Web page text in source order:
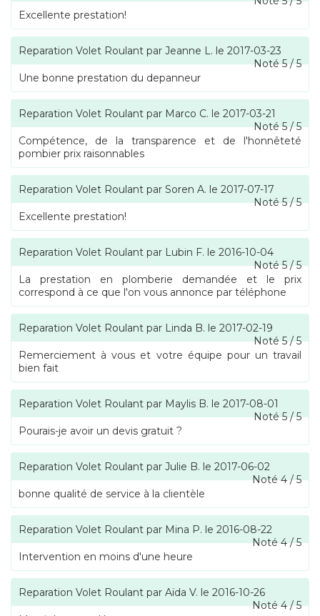
Excellente prestation!
Reparation Volet Roulant par Jeanne L. le 2017-03-23
Noté5/5
Une bonne prestation du depanneur
Reparation Volet Roulant par Marco C. le 2017-03-21
Noté5/5
Compétence, de la transparence et de l'honnêteté
pombier prix raisonnables
Reparation Volet Roulant par Soren A. le 2017-07-17
Noté5/5
Excellente prestation!
Reparation Volet Roulant par Lubin F. le 2016-10-04
Noté5/5
La prestation en plomberie demandée et le prix
correspond à ce que l'on vous annonce par téléphone
Reparation Volet Roulant par Linda B. le 2017-02-19
Noté5/5
Remerciement à vous et votre équipe pour un travail
bien fait
Reparation Volet Roulant par Maylis B. le 2017-08-01
Noté5/5
Pourais-je avoir un devis gratuit ?
Reparation Volet Roulant par Julie B. le 2017-06-02
Noté4/5
bonne qualité de service à la clientèle
Reparation Volet Roulant par Mina P. le 2016-08-22
Noté4/5
Intervention en moins d'une heure
Reparation Volet Roulant par Aïda V. le 2016-10-26
Noté4/5